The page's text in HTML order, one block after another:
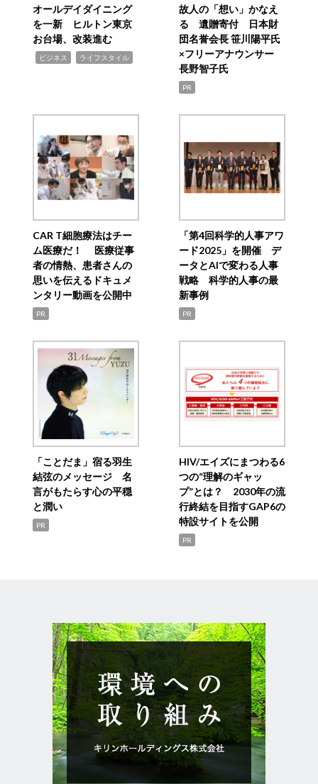
オールデイダイニング
を一新 ヒルトン東京
お台場、改装進む
ビジネス ライフスタイル
故人の「想い」かなえ
る 遺贈寄付 日本財
団名誉会長 笹川陽平氏
×フリーアナウンサー
長野智子氏
PR
CAR T細胞療法はチー
ム医療だ！ 医療従事
者の情熱、患者さんの
思いを伝えるドキュメ
ンタリー動画を公開中
PR
「第4回科学的人事アワ
ード2025」を開催 デ
ータとAIで変わる人事
戦略 科学的人事の最
新事例
PR
「ことだま」宿る羽生
結弦のメッセージ 名
言がもたらす心の平穏
と潤い
PR
HIV/エイズにまつわる6
つの“理解のギャッ
プ”とは？ 2030年の流
行終結を目指すGAP6の
特設サイトを公開
PR